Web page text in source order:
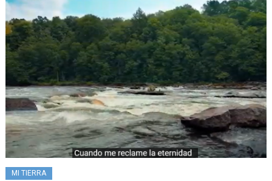
MI TIERRA